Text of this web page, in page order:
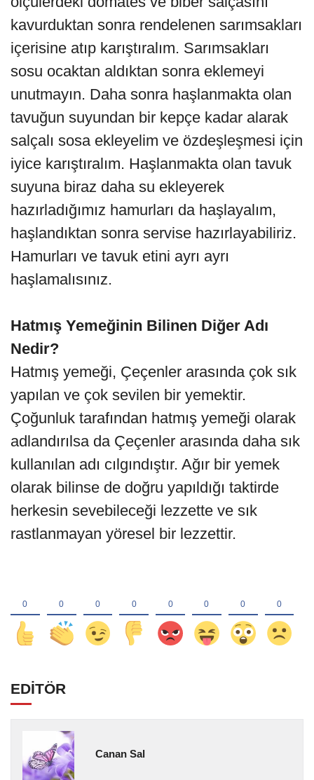
kavurduktan sonra rendelenen sarımsakları
içerisine atıp karıştıralım. Sarımsakları
sosu ocaktan aldıktan sonra eklemeyi
unutmayın. Daha sonra haşlanmakta olan
tavuğun suyundan bir kepçe kadar alarak
salçalı sosa ekleyelim ve özdeşleşmesi için
iyice karıştıralım. Haşlanmakta olan tavuk
suyuna biraz daha su ekleyerek
hazırladığımız hamurları da haşlayalım,
haşlandıktan sonra servise hazırlayabiliriz.
Hamurları ve tavuk etini ayrı ayrı
haşlamalısınız.
Hatmış Yemeğinin Bilinen Diğer Adı
Nedir?
Hatmış yemeği, Çeçenler arasında çok sık
yapılan ve çok sevilen bir yemektir.
Çoğunluk tarafından hatmış yemeği olarak
adlandırılsa da Çeçenler arasında daha sık
kullanılan adı cılgındıştır. Ağır bir yemek
olarak bilinse de doğru yapıldığı taktirde
herkesin sevebileceği lezzette ve sık
rastlanmayan yöresel bir lezzettir.
EDİTÖR
Canan Sal